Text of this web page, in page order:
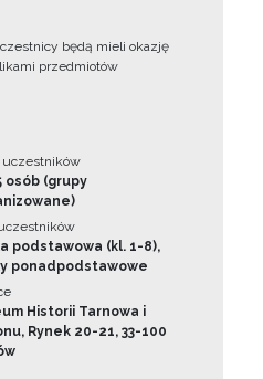
będą mieli okazję
przedmiotów
uczestników
osób (grupy
podstawowa (kl. 1-8),
ponadpodstawowe
Historii Tarnowa i
Rynek 20-21, 33-100